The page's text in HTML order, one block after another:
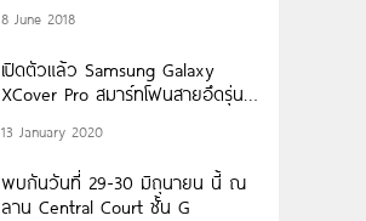
8 June 2018
เปิดตัวแล้ว Samsung Galaxy
XCover Pro สมาร์ทโฟนสายอึดรุ่น
13 January 2020
พบกันวันที่ 29-30 มิถุนายน นี้ ณ
ลาน Central Court ชั้น G